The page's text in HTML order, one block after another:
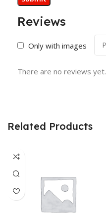
Reviews
Only with images
There are no reviews yet.
Related Products